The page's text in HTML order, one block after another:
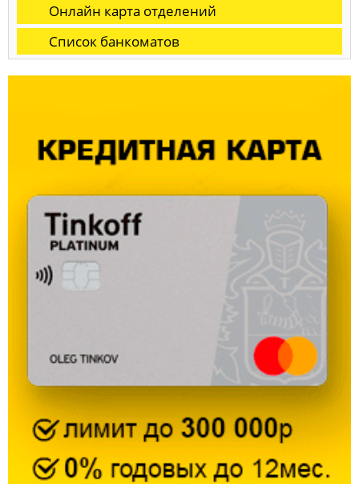
Онлайн карта отделений
Список банкоматов